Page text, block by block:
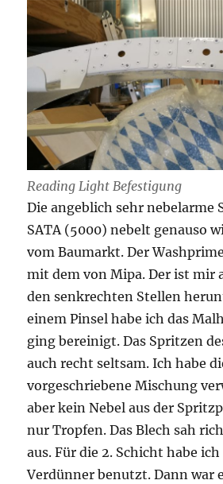
Reading Light Befestigung
Die angeblich sehr nebelarme
SATA (5000) nebelt genauso
vom Baumarkt. Der
mit dem von Mipa. Der ist mir
den senkrechten Stellen
einem Pinsel habe ich das
ging bereinigt. Das Spritzen
auch recht seltsam. Ich habe
vorgeschriebene Mischung
aber kein Nebel aus der
nur Tropfen. Das Blech sah
aus. Für die 2. Schicht habe
Verdünner benutzt. Dann war